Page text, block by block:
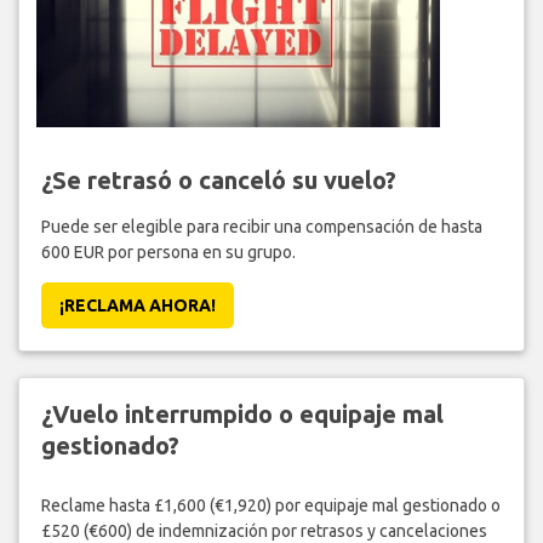
¿Se retrasó o canceló su vuelo?
Puede ser elegible para recibir una compensación de hasta
600 EUR por persona en su grupo.
¡RECLAMA AHORA!
¿Vuelo interrumpido o equipaje mal
gestionado?
Reclame hasta £1,600 (€1,920) por equipaje mal gestionado o
£520 (€600) de indemnización por retrasos y cancelaciones